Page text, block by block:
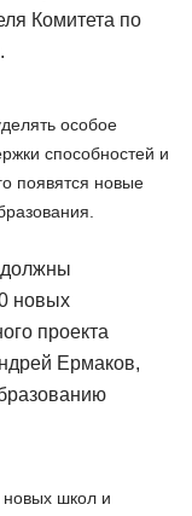
Комитета по
особое
способностей и
появятся новые
новых
проекта
Ермаков,
новых школ и